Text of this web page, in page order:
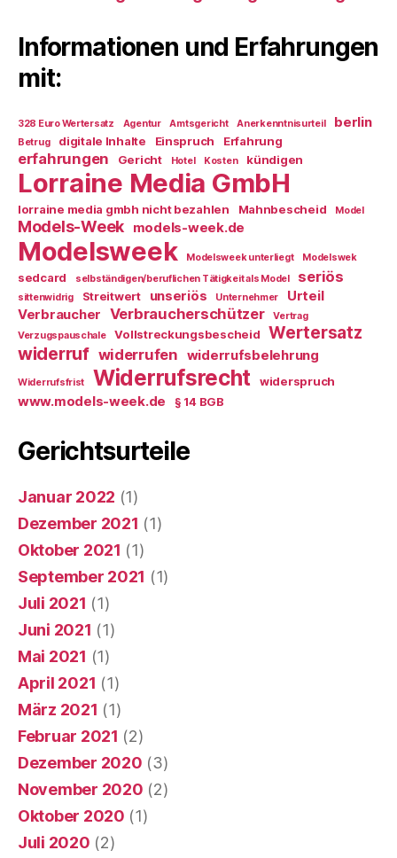
Informationen und Erfahrungen
mit:
328 Euro Wertersatz Agentur Amtsgericht Anerkenntnisurteil berlin
Betrug digitale Inhalte Einspruch Erfahrung
erfahrungen Gericht Hotel Kosten kündigen
Lorraine Media GmbH
lorraine media gmbh nicht bezahlen Mahnbescheid Model
Models-Week models-week.de
Modelsweek Modelsweek unterliegt Modelswek
sedcard selbständigen/beruflichen Tätigkeit als Model seriös
sittenwidrig Streitwert unseriös Unternehmer
Urteil
Verbraucher Verbraucherschützer
Vertrag
Verzugspauschale
Vollstreckungsbescheid Wertersatz
widerruf widerrufen widerrufsbelehrung
Widerrufsfrist Widerrufsrecht widerspruch
www.models-week.de § 14 BGB
Gerichtsurteile
Januar 2022 (1)
Dezember 2021 (1)
Oktober 2021 (1)
September 2021 (1)
Juli 2021 (1)
Juni 2021 (1)
Mai 2021 (1)
April 2021 (1)
März 2021 (1)
Februar 2021 (2)
Dezember 2020 (3)
November 2020 (2)
Oktober 2020 (1)
Juli 2020 (2)